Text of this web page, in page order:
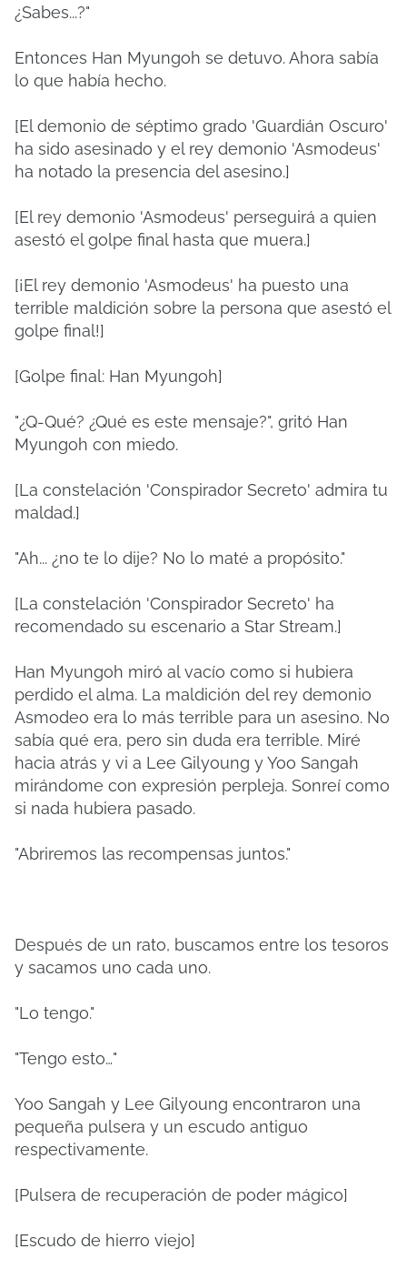
¿Sabes...?"
Entonces Han Myungoh se detuvo. Ahora sabía
lo que había hecho.
[El demonio de séptimo grado 'Guardián Oscuro'
ha sido asesinado y el rey demonio 'Asmodeus'
ha notado la presencia del asesino.]
[El rey demonio 'Asmodeus' perseguirá a quien
asestó el golpe final hasta que muera.]
[¡El rey demonio 'Asmodeus' ha puesto una
terrible maldición sobre la persona que asestó el
golpe final!]
[Golpe final: Han Myungoh]
"¿Q-Qué? ¿Qué es este mensaje?", gritó Han
Myungoh con miedo.
[La constelación 'Conspirador Secreto' admira tu
maldad.]
"Ah... ¿no te lo dije? No lo maté a propósito."
[La constelación 'Conspirador Secreto' ha
recomendado su escenario a Star Stream.]
Han Myungoh miró al vacío como si hubiera
perdido el alma. La maldición del rey demonio
Asmodeo era lo más terrible para un asesino. No
sabía qué era, pero sin duda era terrible. Miré
hacia atrás y vi a Lee Gilyoung y Yoo Sangah
mirándome con expresión perpleja. Sonreí como
si nada hubiera pasado.
"Abriremos las recompensas juntos."
Después de un rato, buscamos entre los tesoros
y sacamos uno cada uno.
"Lo tengo."
"Tengo esto…"
Yoo Sangah y Lee Gilyoung encontraron una
pequeña pulsera y un escudo antiguo
respectivamente.
[Pulsera de recuperación de poder mágico]
[Escudo de hierro viejo]